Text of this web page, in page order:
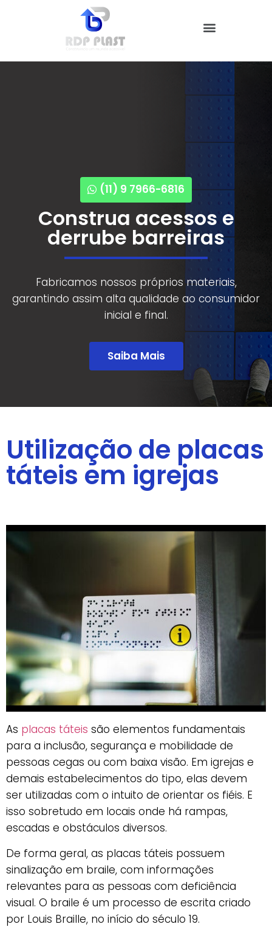
Construa acessos e
derrube barreiras
Fabricamos nossos próprios materiais,
garantindo assim alta qualidade ao consumidor
inicial e final.
Saiba Mais
(11) 9 7966-6816
Utilização de placas
táteis em igrejas
As placas táteis são elementos fundamentais
para a inclusão, segurança e mobilidade de
pessoas cegas ou com baixa visão. Em igrejas e
demais estabelecimentos do tipo, elas devem
ser utilizadas com o intuito de orientar os fiéis. E
isso sobretudo em locais onde há rampas,
escadas e obstáculos diversos.
De forma geral, as placas táteis possuem
sinalização em braile, com informações
relevantes para as pessoas com deficiência
visual. O braile é um processo de escrita criado
por Louis Braille, no início do século 19.